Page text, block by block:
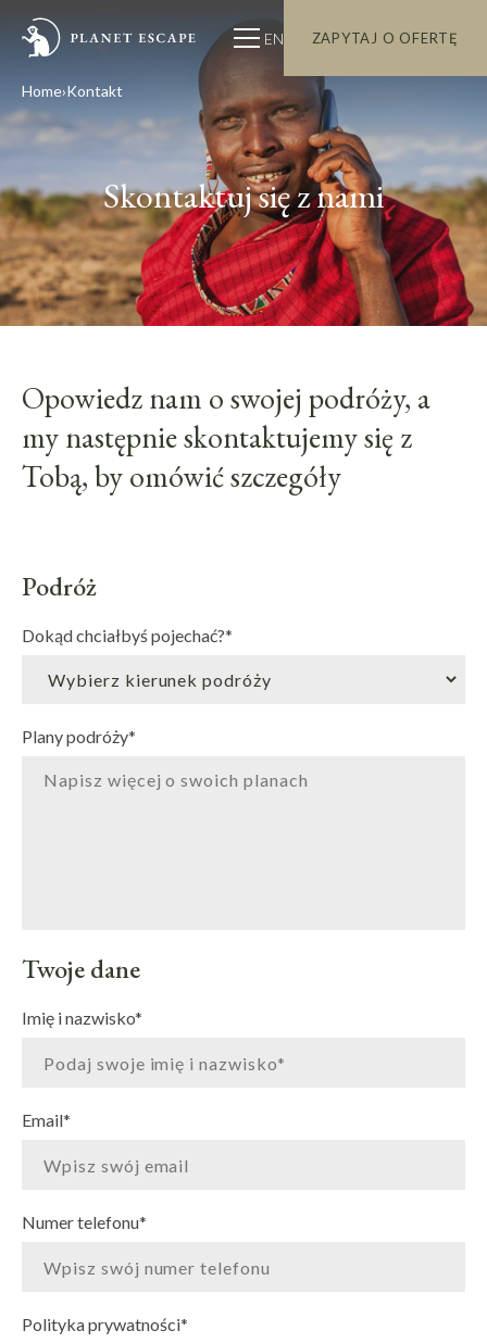
EN ZAPYTAJ O OFERTĘ
Home Kontakt
Skontaktuj się z nami
Opowiedz nam o swojej podróży, a
my następnie skontaktujemy się z
Tobą, by omówić szczegóły
Podróż
Dokąd chciałbyś pojechać?*
Plany podróży*
Twoje dane
Imię i nazwisko*
Email*
Numer telefonu*
Polityka prywatności*